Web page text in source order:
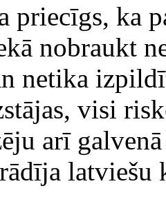
priecīgs, ka
nobraukt
netika
visi
arī
latviešu